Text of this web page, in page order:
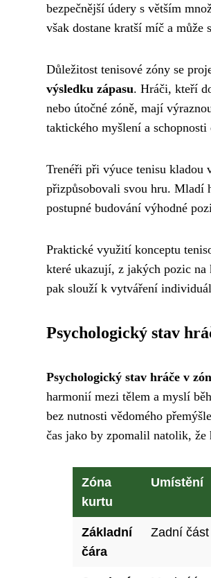
bezpečnější údery s větším
však dostane kratší míč a může
Důležitost tenisové zóny se
výsledku zápasu. Hráči, kteří
nebo útočné zóně, mají
taktického myšlení a schopnosti
Trenéři při výuce tenisu kladou
přizpůsobovali svou hru. Mladí
postupné budování výhodné
Praktické využití konceptu
které ukazují, z jakých pozic
pak slouží k vytváření
Psychologický stav
Psychologický stav hráče v
harmonií mezi tělem a myslí
bez nutnosti vědomého
čas jako by zpomalil natolik, že
Zóna
kurtu
Umístění
Základní
čára
Zadní